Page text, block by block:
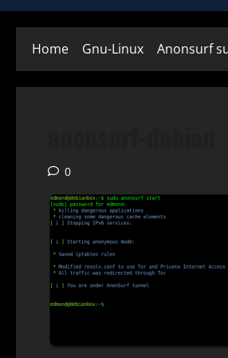
Home Gnu-Linux Anonsurf
0